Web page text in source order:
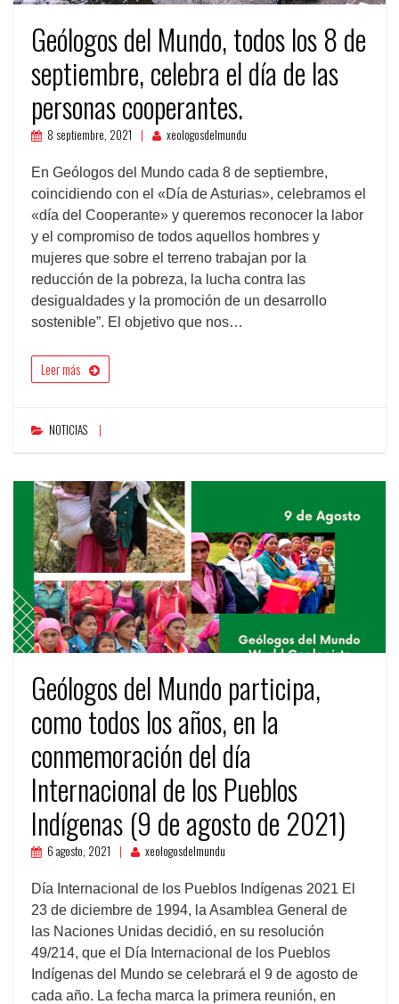
Geólogos del Mundo, todos los 8 de
septiembre, celebra el día de las
personas cooperantes.
8 septiembre, 2021 xeologosdelmundu
En Geólogos del Mundo cada 8 de septiembre,
coincidiendo con el «Día de Asturias», celebramos el
«día del Cooperante» y queremos reconocer la labor
y el compromiso de todos aquellos hombres y
mujeres que sobre el terreno trabajan por la
reducción de la pobreza, la lucha contra las
desigualdades y la promoción de un desarrollo
sostenible”. El objetivo que nos…
Leer más
NOTICIAS
Geólogos del Mundo participa,
como todos los años, en la
conmemoración del día
Internacional de los Pueblos
Indígenas (9 de agosto de 2021)
6 agosto, 2021 xeologosdelmundu
Día Internacional de los Pueblos Indígenas 2021 El
23 de diciembre de 1994, la Asamblea General de
las Naciones Unidas decidió, en su resolución
49/214, que el Día Internacional de los Pueblos
Indígenas del Mundo se celebrará el 9 de agosto de
cada año. La fecha marca la primera reunión, en